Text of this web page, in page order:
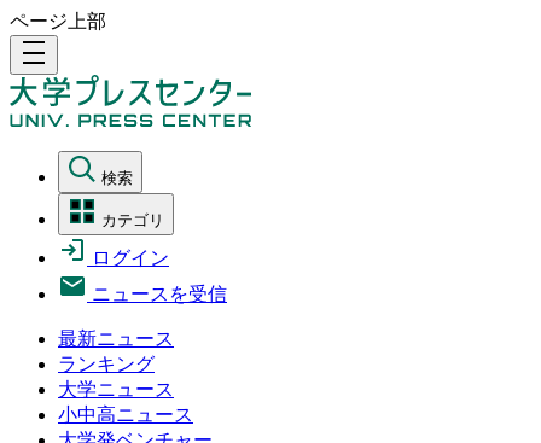
ページ上部
density_medium
検索
カテゴリ
ログイン
ニュースを受信
最新ニュース
ランキング
大学ニュース
小中高ニュース